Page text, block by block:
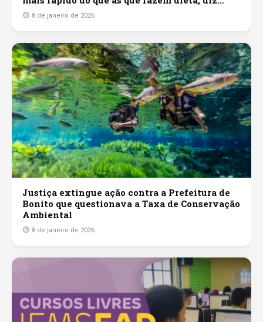
estudo
8 de janeiro de 2026
Justiça extingue ação contra a Prefeitura de
Bonito que questionava a Taxa de Conservação
Ambiental
8 de janeiro de 2026